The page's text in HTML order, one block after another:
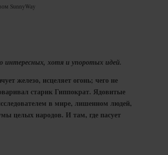
SunnyWay
интересных, хотя и упоротых идей.
железо, исцеляет огонь; чего не
старик Гиппократ. Ядовитые
в мире, лишенном людей,
целых народов. И там, где пасует